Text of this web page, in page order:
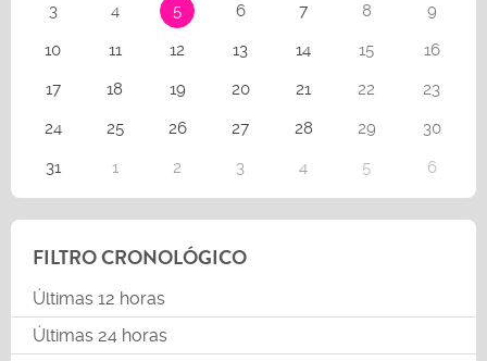
3
4 5 6 7 8
9
10
11 12 13 14 15
16
17
18 19 20 21 22
23
24
25 26 27 28 29
30
31
1 2 3 4 5 6
FILTRO CRONOLÓGICO
Últimas 12 horas
Últimas 24 horas